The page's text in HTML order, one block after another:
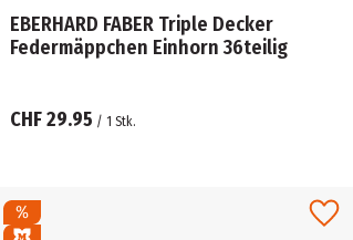
EBERHARD FABER Triple Decker
Federmäppchen Einhorn 36teilig
CHF 29.95 / 1 Stk.